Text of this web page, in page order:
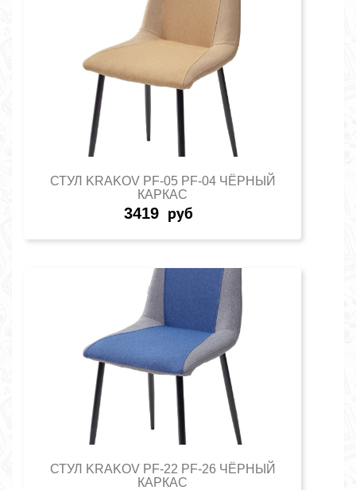
СТУЛ KRAKOV PF-05 PF-04 ЧЁРНЫЙ
КАРКАС
3419 руб
СТУЛ KRAKOV PF-22 PF-26 ЧЁРНЫЙ
КАРКАС